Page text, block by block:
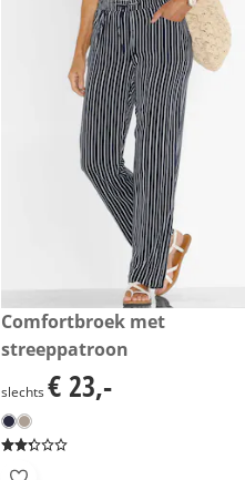
€ 23,-
Comfortbroek met
streeppatroon
€ 23,-
slechts € 23,-